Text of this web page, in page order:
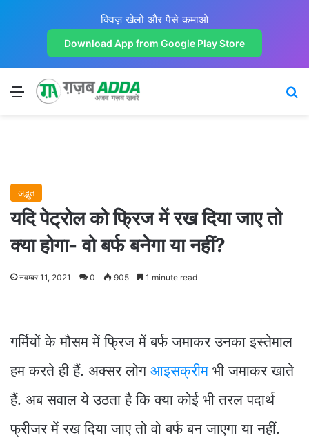
क्विज़ खेलों और पैसे कमाओ
Download App from Google Play Store
Menu
अद्भुत
यदि पेट्रोल को फ्रिज में रख दिया जाए तो
क्या होगा- वो बर्फ बनेगा या नहीं?
नवम्बर 11, 2021 0 905 1 minute read
गर्मियों के मौसम में फ्रिज में बर्फ जमाकर उनका इस्तेमाल
हम करते ही हैं. अक्सर लोग आइसक्रीम भी जमाकर खाते
हैं. अब सवाल ये उठता है कि क्या कोई भी तरल पदार्थ
फ्रीजर में रख दिया जाए तो वो बर्फ बन जाएगा या नहीं.